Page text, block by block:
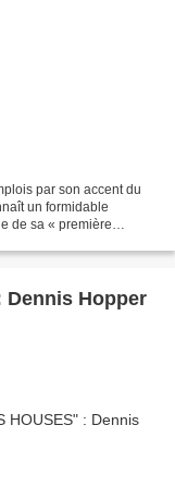
par son accent du
un formidable
de sa « première
Dennis Hopper